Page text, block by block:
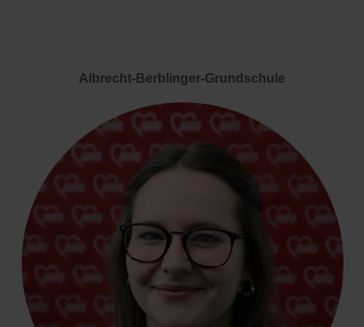
Albrecht-Berblinger-Grundschule